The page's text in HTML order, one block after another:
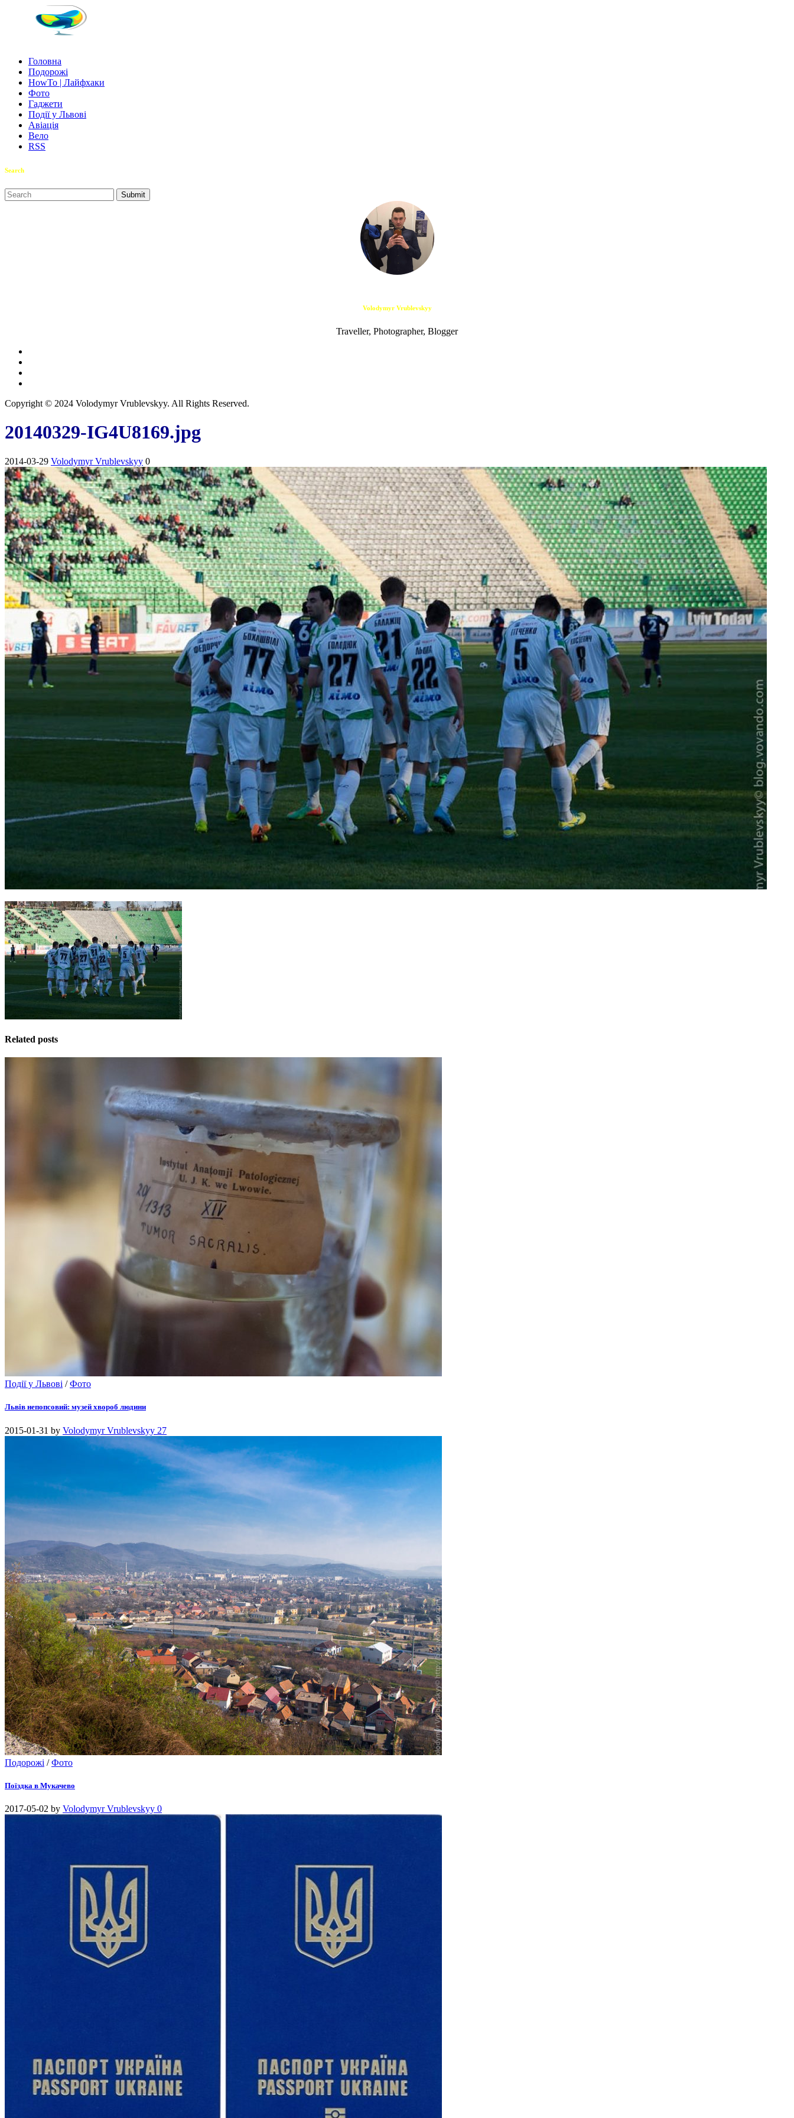
Головна
Подорожі
HowTo | Лайфхаки
Фото
Гаджети
Події у Львові
Авіація
Вело
RSS
Search
Volodymyr Vrublevskyy
Traveller, Photographer, Blogger
Copyright © 2024 Volodymyr Vrublevskyy. All Rights Reserved.
20140329-IG4U8169.jpg
2014-03-29 Volodymyr Vrublevskyy 0
Related posts
Події у Львові /Фото
Львів непопсовий: музей хвороб людини
2015-01-31 by Volodymyr Vrublevskyy 27
Подорожі /Фото
Поїздка в Мукачево
2017-05-02 by Volodymyr Vrublevskyy 0